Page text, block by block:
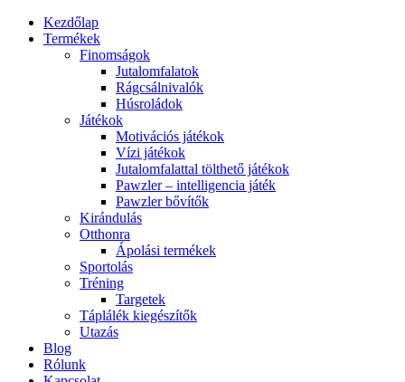
Kezdőlap
Termékek
Finomságok
Jutalomfalatok
Rágcsálnivalók
Húsroládok
Játékok
Motivációs játékok
Vízi játékok
Jutalomfalattal tölthető játékok
Pawzler – intelligencia játék
Pawzler bővítők
Kirándulás
Otthonra
Ápolási termékek
Sportolás
Tréning
Targetek
Táplálék kiegészítők
Utazás
Blog
Rólunk